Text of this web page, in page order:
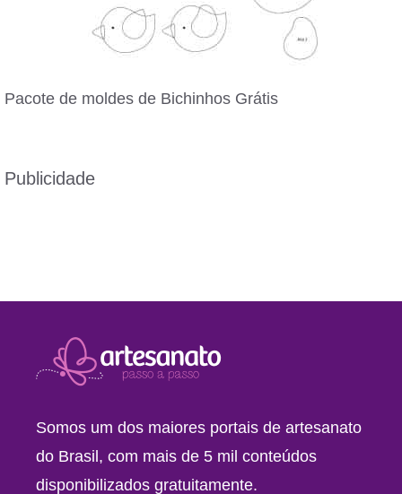
Pacote de moldes de Bichinhos Grátis
Publicidade
Somos um dos maiores portais de artesanato
do Brasil, com mais de 5 mil conteúdos
disponibilizados gratuitamente.